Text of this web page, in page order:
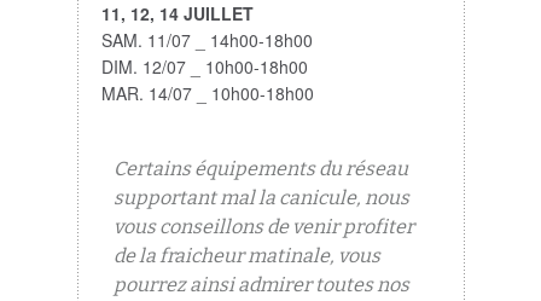
11, 12, 14 JUILLET
SAM. 11/07 _ 14h00-18h00
DIM. 12/07 _ 10h00-18h00
MAR. 14/07 _ 10h00-18h00
Certains équipements du réseau
supportant mal la canicule, nous
vous conseillons de venir profiter
de la fraicheur matinale, vous
pourrez ainsi admirer toutes nos